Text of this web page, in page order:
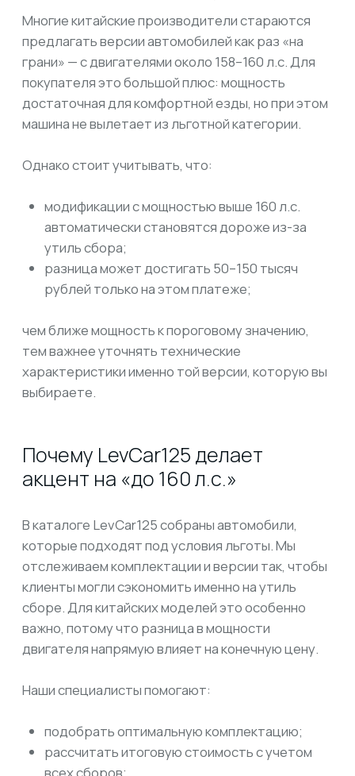
Китайские автомобили всё активнее занимают
рынок благодаря цене, современным
технологиям и комплектациям. Но при покупке
нужно учитывать не только ценник на аукционе
или у дилера, но и обязательные платежи.
Граница выгоды очевидна: до 160 л.с. вы
получаете льготный утиль сбор и минимальную
остаются наиболее привлекательными для
мощностью до 160 л.с., вы сохраняете льготу,
экономите десятки тысяч рублей и получаете
современный автомобиль с богатым
оснащением.
Отзывы:
stas.eremkin@gmail.com
АВТО ПОД ЗАКАЗ
ИЗ ЯПОНИИ, КОРЕИ И КИТАЯ
ЗАКАЗАТЬ АВТО
из Японии
из Кореи